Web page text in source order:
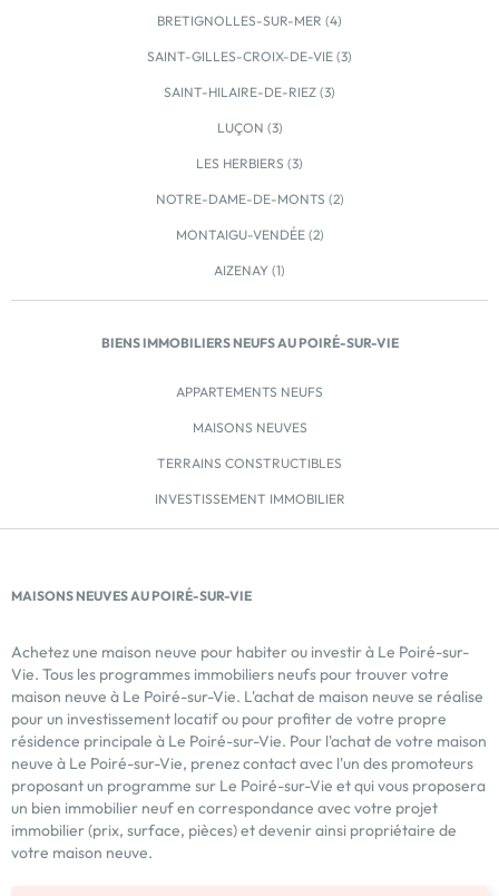
BRETIGNOLLES-SUR-MER (4)
SAINT-GILLES-CROIX-DE-VIE (3)
SAINT-HILAIRE-DE-RIEZ (3)
LUÇON (3)
LES HERBIERS (3)
NOTRE-DAME-DE-MONTS (2)
MONTAIGU-VENDÉE (2)
AIZENAY (1)
BIENS IMMOBILIERS NEUFS AU POIRÉ-SUR-VIE
APPARTEMENTS NEUFS
MAISONS NEUVES
TERRAINS CONSTRUCTIBLES
INVESTISSEMENT IMMOBILIER
MAISONS NEUVES AU POIRÉ-SUR-VIE
Achetez une maison neuve pour habiter ou investir à Le Poiré-sur-
Vie. Tous les programmes immobiliers neufs pour trouver votre
maison neuve à Le Poiré-sur-Vie. L'achat de maison neuve se réalise
pour un investissement locatif ou pour profiter de votre propre
résidence principale à Le Poiré-sur-Vie. Pour l'achat de votre maison
neuve à Le Poiré-sur-Vie, prenez contact avec l'un des promoteurs
proposant un programme sur Le Poiré-sur-Vie et qui vous proposera
un bien immobilier neuf en correspondance avec votre projet
immobilier (prix, surface, pièces) et devenir ainsi propriétaire de
votre maison neuve.